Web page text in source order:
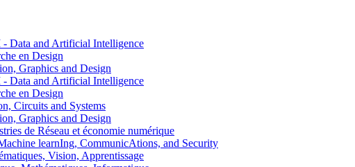
and Artificial Intelligence
en Design
Graphics and Design
and Artificial Intelligence
en Design
Circuits and Systems
Graphics and Design
de Réseau et économie numérique
learnIng, CommunicAtions, and Security
Vision, Apprentissage